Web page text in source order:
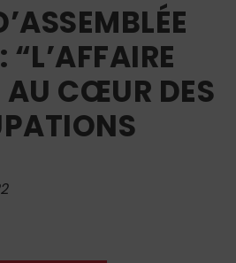
“L’AFFAIRE
AU CŒUR DES